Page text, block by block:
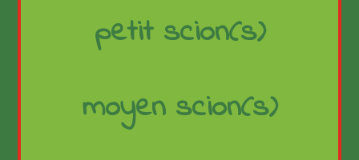
petit scion(s)
moyen scion(s)